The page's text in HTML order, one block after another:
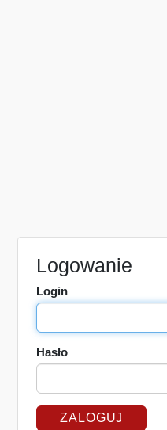
Logowanie
Login
Hasło